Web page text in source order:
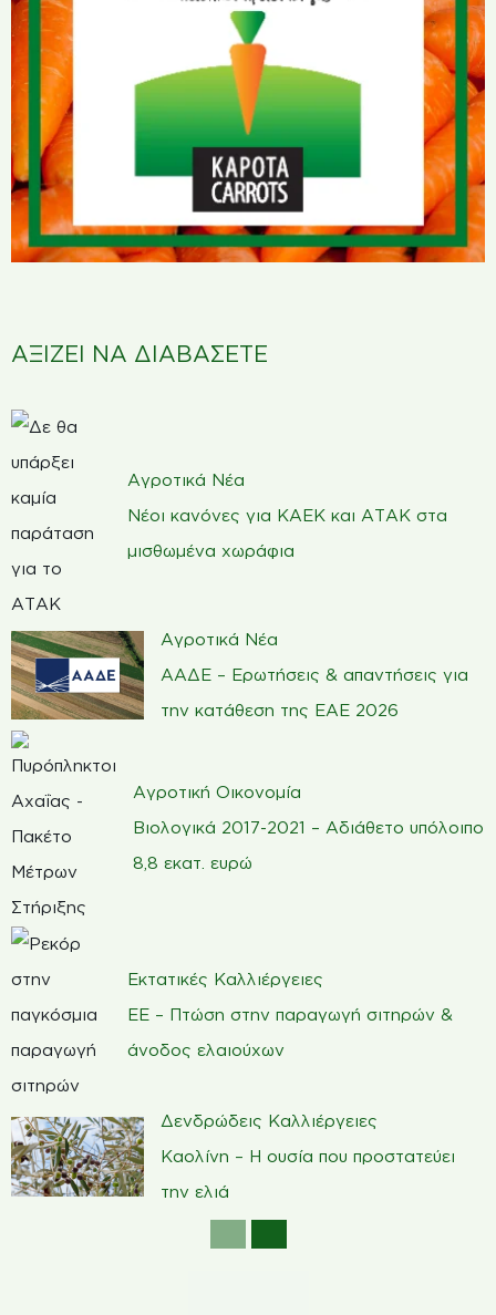
ΑΞΙΖΕΙ ΝΑ ΔΙΑΒΑΣΕΤΕ
Αγροτικά Νέα
Νέοι κανόνες για ΚΑΕΚ και ΑΤΑΚ στα
μισθωμένα χωράφια
Αγροτικά Νέα
ΑΑΔΕ – Ερωτήσεις & απαντήσεις για
την κατάθεση της ΕΑΕ 2026
Αγροτική Οικονομία
Βιολογικά 2017-2021 – Αδιάθετο υπόλοιπο
8,8 εκατ. ευρώ
Εκτατικές Καλλιέργειες
ΕΕ – Πτώση στην παραγωγή σιτηρών &
άνοδος ελαιούχων
Δενδρώδεις Καλλιέργειες
Καολίνη – Η ουσία που προστατεύει
την ελιά